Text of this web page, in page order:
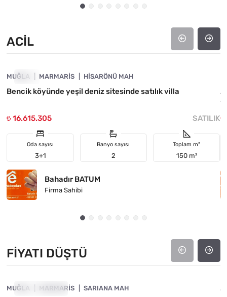
ACIL
ACIL
MUĞLA MARMARIS HISARÖNÜ MAH
Bencik köyünde yeşil deniz sitesinde satılık villa
₺ 16.615.305 SATILIK
Oda sayısı
3+1
Banyo sayısı
2
Toplam m²
150 m²
Bahadır BATUM
Firma Sahibi
₺
FIYATI DÜŞTÜ
FIYATI DÜŞTÜ
MUĞLA MARMARIS SARIANA MAH